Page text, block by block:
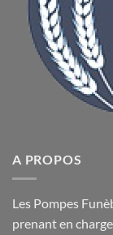
A PROPOS
Les Pompes
prenant en